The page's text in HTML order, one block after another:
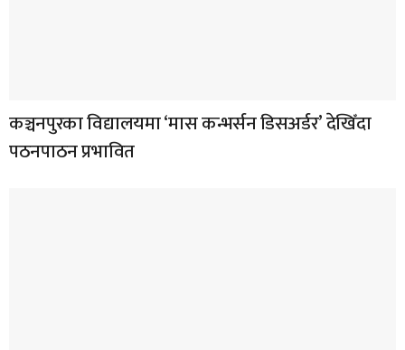
कञ्चनपुरका विद्यालयमा ‘मास कन्भर्सन डिसअर्डर’ देखिँदा
पठनपाठन प्रभावित